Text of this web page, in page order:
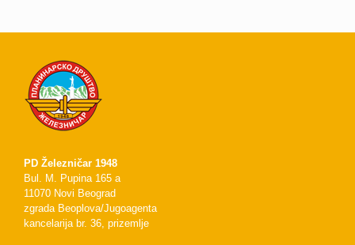
PD Železničar 1948
Bul. M. Pupina 165 a
11070 Novi Beograd
zgrada Beoplova/Jugoagenta
kancelarija br. 36, prizemlje